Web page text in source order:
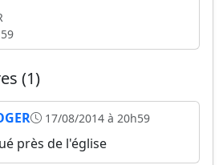
(1)
17/08/2014 à 20h59
près de l'église